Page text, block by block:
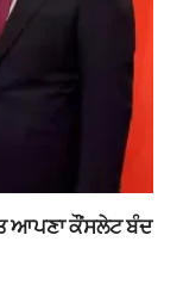
ਆਪਣਾ ਕੌਂਸਲੇਟ ਬੰਦ